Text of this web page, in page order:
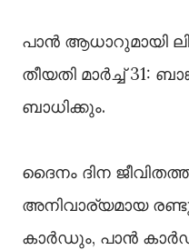
പാൻ ആധാറുമായി
തീയതി മാർച്ച് 31:
ബാധിക്കും.
ദൈനം ദിന
അനിവാര്യമായ
കാർഡും, പാൻ